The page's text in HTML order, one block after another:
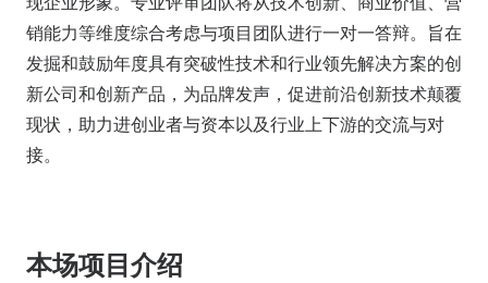
销能力等维度综合考虑与项目团队进行一对一答辩。旨在
发掘和鼓励年度具有突破性技术和行业领先解决方案的创
新公司和创新产品，为品牌发声，促进前沿创新技术颠覆
现状，助力进创业者与资本以及行业上下游的交流与对
接。
本场项目介绍